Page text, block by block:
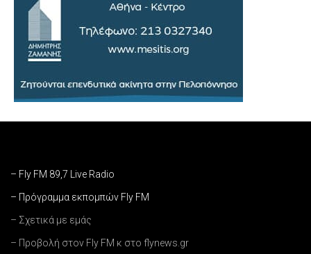
– Fly FM 89,7 Live Radio
– Πρόγραμμα εκπομπών Fly FM
– Σχετικά με εμάς
– Προβολή στον Fly FM κ στο flynews.gr